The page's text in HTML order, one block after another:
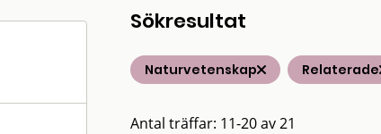
Sökresultat
Naturvetenskap Relaterade
Antal träffar: 11-20 av 21